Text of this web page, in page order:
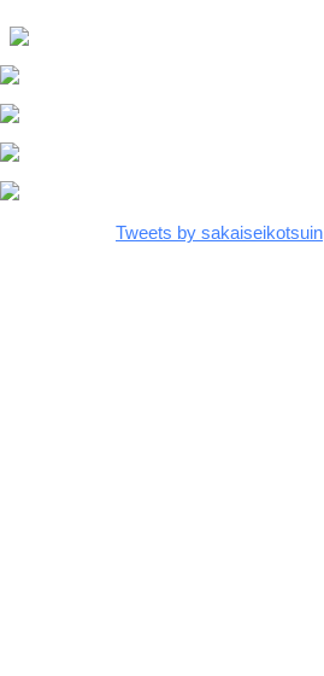
Tweets by sakaiseikotsuin